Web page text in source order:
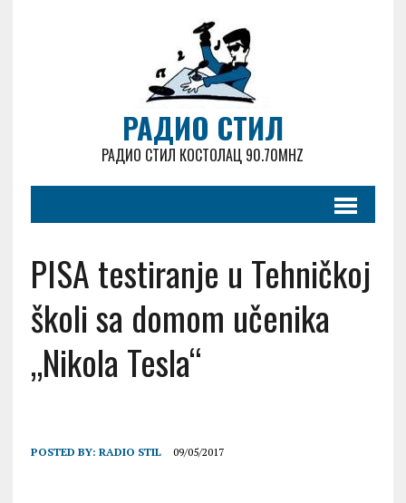
РАДИО СТИЛ
РАДИО СТИЛ КОСТОЛАЦ 90.70MHZ
PISA testiranje u Tehničkoj
školi sa domom učenika
„Nikola Tesla“
POSTED BY: RADIO STIL 09/05/2017